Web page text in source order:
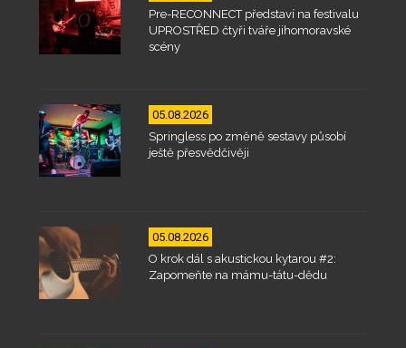
Pre-RECONNECT představí na festivalu
UPROSTŘED čtyři tváře jihomoravské
scény
05.08.2026
Springless po změně sestavy působí
ještě přesvědčivěji
05.08.2026
O krok dál s akustickou kytarou #2:
Zapomeňte na mámu-tátu-dědu